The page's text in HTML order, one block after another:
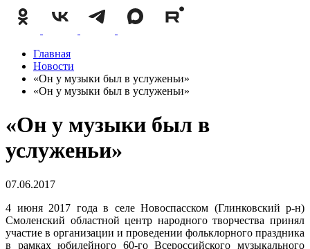
Главная
Новости
«Он у музыки был в услуженьи»
«Он у музыки был в услуженьи»
«Он у музыки был в
услуженьи»
07.06.2017
4 июня 2017 года в селе Новоспасском (Глинковский р-н)
Смоленский областной центр народного творчества принял
участие в организации и проведении фольклорного праздника
в рамках юбилейного 60-го Всероссийского музыкального